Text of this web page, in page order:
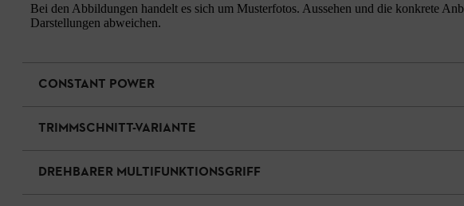
Bei den Abbildungen handelt es sich um Musterfotos. Aussehen und die konkrete
Darstellungen abweichen.
CONSTANT POWER
TRIMMSCHNITT-VARIANTE
DREHBARER MULTIFUNKTIONSGRIFF